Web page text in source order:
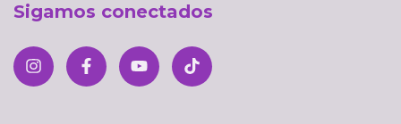
Sigamos conectados